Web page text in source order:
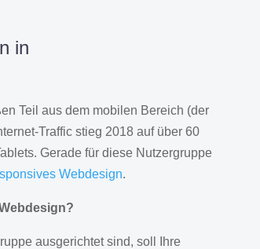
in
Teil aus dem mobilen Bereich (der
Traffic stieg 2018 auf über 60
Gerade für diese Nutzergruppe
Webdesign.
ausgerichtet sind, soll Ihre